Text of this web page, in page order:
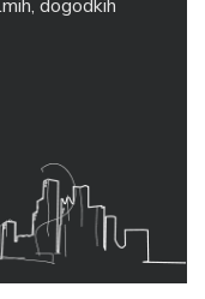
dogodkih